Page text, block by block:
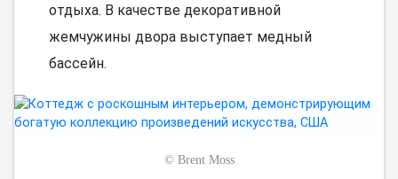
отдыха. В качестве декоративной
жемчужины двора выступает медный
бассейн.
© Brent Moss